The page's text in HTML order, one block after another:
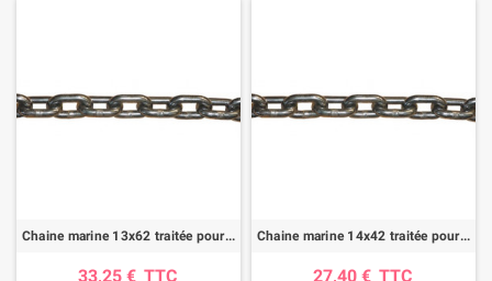
Chaine marine 13x62 traitée pour épandeur
33,25 € TTC
Chaine marine 14x42 traitée pour épandeur
27,40 € TTC